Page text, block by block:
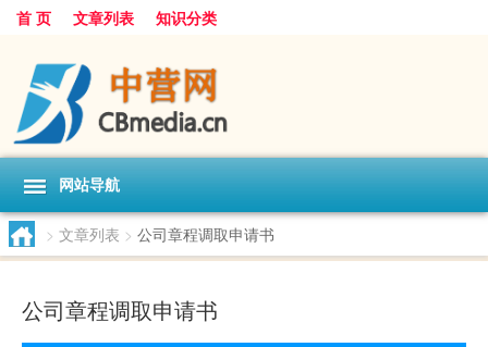
首 页 文章列表 知识分类
网站导航
> 文章列表 > 公司章程调取申请书
公司章程调取申请书